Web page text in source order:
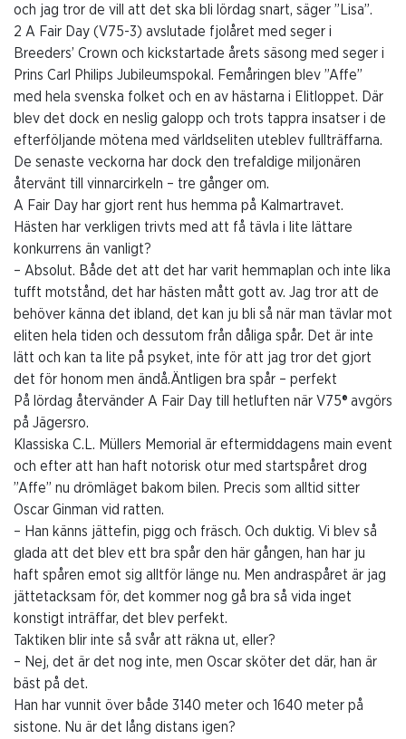
och jag tror de vill att det ska bli lördag snart, säger ”Lisa”.
2 A Fair Day (V75-3) avslutade fjolåret med seger i
Breeders’ Crown och kickstartade årets säsong med seger i
Prins Carl Philips Jubileumspokal. Femåringen blev ”Affe”
med hela svenska folket och en av hästarna i Elitloppet. Där
blev det dock en neslig galopp och trots tappra insatser i de
efterföljande mötena med världseliten uteblev fullträffarna.
De senaste veckorna har dock den trefaldige miljonären
återvänt till vinnarcirkeln – tre gånger om.
A Fair Day har gjort rent hus hemma på Kalmartravet.
Hästen har verkligen trivts med att få tävla i lite lättare
konkurrens än vanligt?
– Absolut. Både det att det har varit hemmaplan och inte lika
tufft motstånd, det har hästen mått gott av. Jag tror att de
behöver känna det ibland, det kan ju bli så när man tävlar mot
eliten hela tiden och dessutom från dåliga spår. Det är inte
lätt och kan ta lite på psyket, inte för att jag tror det gjort
det för honom men ändå.Äntligen bra spår – perfekt
På lördag återvänder A Fair Day till hetluften när V75® avgörs
på Jägersro.
Klassiska C.L. Müllers Memorial är eftermiddagens main event
och efter att han haft notorisk otur med startspåret drog
”Affe” nu drömläget bakom bilen. Precis som alltid sitter
Oscar Ginman vid ratten.
– Han känns jättefin, pigg och fräsch. Och duktig. Vi blev så
glada att det blev ett bra spår den här gången, han har ju
haft spåren emot sig alltför länge nu. Men andraspåret är jag
jättetacksam för, det kommer nog gå bra så vida inget
konstigt inträffar, det blev perfekt.
Taktiken blir inte så svår att räkna ut, eller?
– Nej, det är det nog inte, men Oscar sköter det där, han är
bäst på det.
Han har vunnit över både 3140 meter och 1640 meter på
sistone. Nu är det lång distans igen?